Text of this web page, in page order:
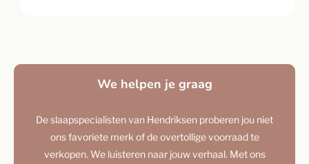
We helpen je graag
De slaapspecialisten van Hendriksen proberen jou niet
ons favoriete merk of de overtollige voorraad te
verkopen. We luisteren naar jouw verhaal. Met ons